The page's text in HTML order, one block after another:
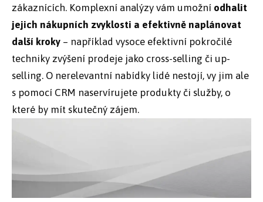
zákaznících. Komplexní analýzy vám umožní odhalit
jejich nákupních zvyklosti a efektivně naplánovat
další kroky – například vysoce efektivní pokročilé
techniky zvýšení prodeje jako cross-selling či up-
selling. O nerelevantní nabídky lidé nestojí, vy jim ale
s pomocí CRM naservírujete produkty či služby, o
které by mít skutečný zájem.